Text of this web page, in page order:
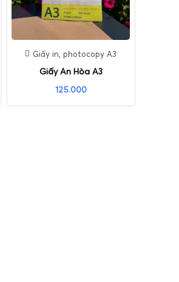
Giấy in, photocopy A3
Giấy An Hòa A3
125.000